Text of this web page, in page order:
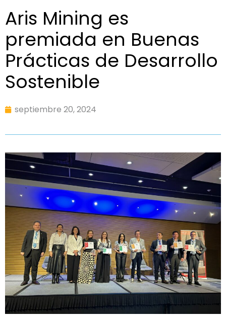
Aris Mining es
premiada en Buenas
Prácticas de Desarrollo
Sostenible
septiembre 20, 2024